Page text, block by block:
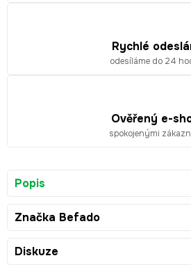
Rychlé
odesíláme do 24
Ověřený e-
spokojenými
Popis
Značka Befado
Diskuze